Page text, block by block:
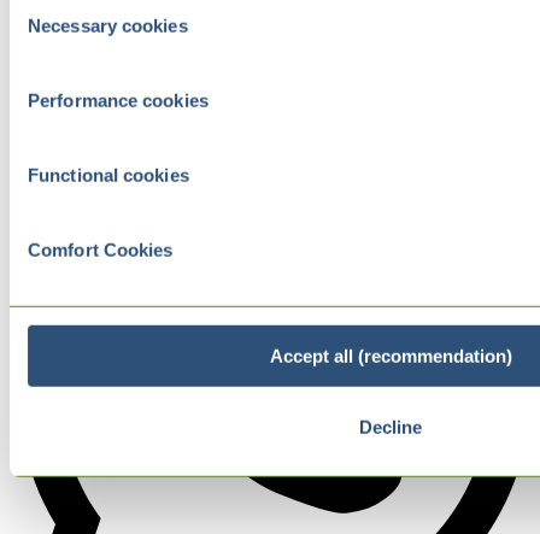
Selection
Necessary cookies
Performance cookies
Functional cookies
Comfort Cookies
Accept all (recommendation)
Decline